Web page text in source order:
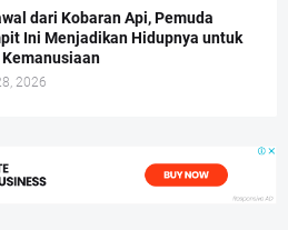
dari Kobaran Api, Pemuda
Ini Menjadikan Hidupnya untuk
2026